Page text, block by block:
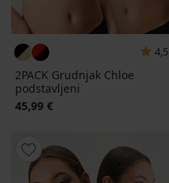
4,5
2PACK Grudnjak Chloe
podstavljeni
45,99 €